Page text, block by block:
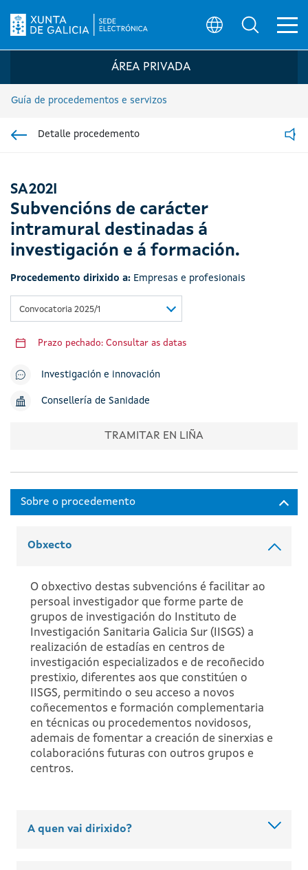
Logo da Sede electrónica da Xunta de
ÁREA PRIVADA
Guía de procedementos e servizos
Detalle procedemento
SA202I
Subvencións de carácter
intramural destinadas á
investigación e á formación.
Procedemento dirixido a: Empresas e profesionais
Convocatoria 2025/1
Prazo pechado: Consultar as datas
Investigación e innovación
Consellería de Sanidade
TRAMITAR EN LIÑA
Obxecto
O obxectivo destas subvencións é facilitar ao
persoal investigador que forme parte de
grupos de investigación do Instituto de
Investigación Sanitaria Galicia Sur (IISGS) a
realización de estadías en centros de
investigación especializados e de recoñecido
prestixio, diferentes aos que constitúen o
IISGS, permitindo o seu acceso a novos
coñecementos e formación complementaria
en técnicas ou procedementos novidosos,
ademais de fomentar a creación de sinerxias e
colaboracións futuras con outros grupos e
centros.
A quen vai dirixido?